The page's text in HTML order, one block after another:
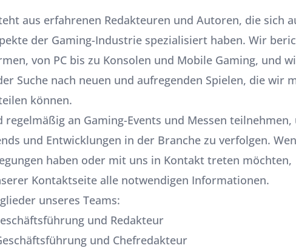
aus erfahrenen Redakteuren und Autoren, die sich
der Gaming-Industrie spezialisiert haben. Wir
von PC bis zu Konsolen und Mobile Gaming, und
Suche nach neuen und aufregenden Spielen, die wir
können.
regelmäßig an Gaming-Events und Messen teilnehmen,
und Entwicklungen in der Branche zu verfolgen.
haben oder mit uns in Kontakt treten möchten,
Kontaktseite alle notwendigen Informationen.
unseres Teams:
und Redakteur
und Chefredakteur